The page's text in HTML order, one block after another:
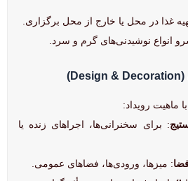
غذا در محل یا خارج از محل برگزاری.
انواع نوشیدنی‌های گرم و سرد.
ماهیت رویداد:
: برای سخنرانی‌ها، اجراهای زنده یا
: میزها، ورودی‌ها، فضاهای عمومی.